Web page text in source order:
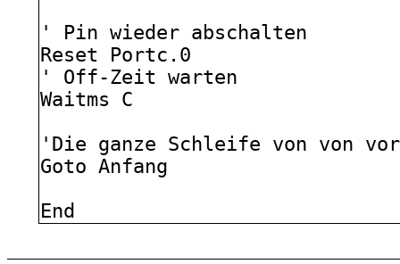
' Pin wieder abschalten
Reset Portc.0
' Off-Zeit warten
Waitms C
'Die ganze Schleife von von
Goto Anfang
End